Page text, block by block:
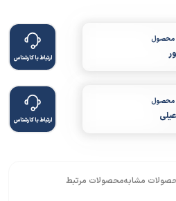
محصول
ارتباط با کارشناس
محصول
ارتباط با کارشناس
مشابهمحصولات مرتبط